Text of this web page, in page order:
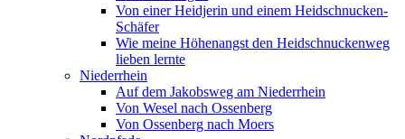
Von einer Heidjerin und einem Heidschnucken-
Schäfer
Wie meine Höhenangst den Heidschnuckenweg
lieben lernte
Niederrhein
Auf dem Jakobsweg am Niederrhein
Von Wesel nach Ossenberg
Von Ossenberg nach Moers